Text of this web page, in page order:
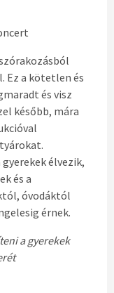
Ez a kötetlen és
és visz
később, mára
élvezik,
és a
óvodáktól
érnek.
a gyerekek